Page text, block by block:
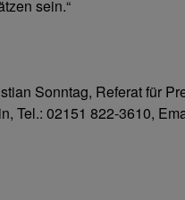
sein.“
Sonntag, Referat für
Tel.: 02151 822-3610,